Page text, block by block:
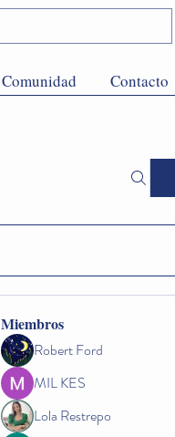
Comunidad Contacto
Miembros
Robert Ford
MIL KES
Lola Restrepo